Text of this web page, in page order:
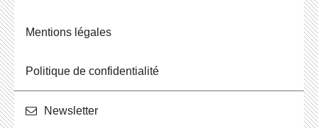
Men­tions légales
Po­li­tique de confidentialité
News­let­ter